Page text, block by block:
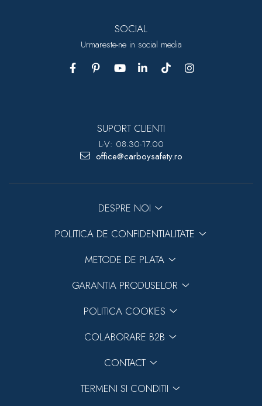
SOCIAL
Urmareste-ne in social media
SUPORT CLIENTI
L-V: 08.30-17.00
office@carboysafety.ro
DESPRE NOI
POLITICA DE CONFIDENTIALITATE
METODE DE PLATA
GARANTIA PRODUSELOR
POLITICA COOKIES
COLABORARE B2B
CONTACT
TERMENI SI CONDITII